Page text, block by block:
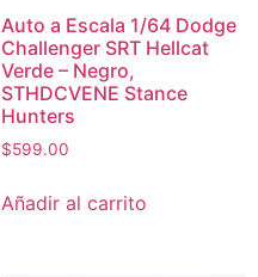
Auto a Escala 1/64 Dodge
Challenger SRT Hellcat
Verde – Negro,
STHDCVENE Stance
Hunters
$599.00
Añadir al carrito